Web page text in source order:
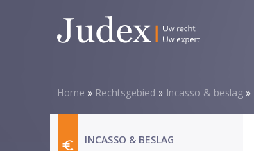
Home » Rechtsgebied » Incasso & beslag »
INCASSO & BESLAG